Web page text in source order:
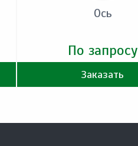
Ось
По запросу
Заказать